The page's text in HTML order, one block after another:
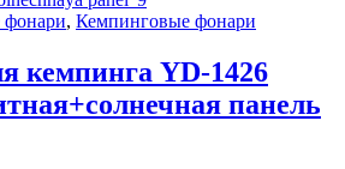
, Кемпинговые фонари
кемпинга YD-1426
панель